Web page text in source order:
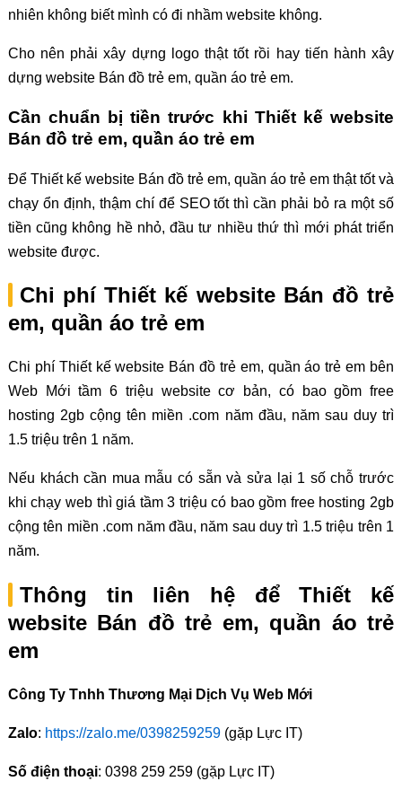
nhiên không biết mình có đi nhầm website không.
Cho nên phải xây dựng logo thật tốt rồi hay tiến hành xây
dựng website Bán đồ trẻ em, quần áo trẻ em.
Cần chuẩn bị tiền trước khi Thiết kế website
Bán đồ trẻ em, quần áo trẻ em
Để Thiết kế website Bán đồ trẻ em, quần áo trẻ em thật tốt và
chạy ổn định, thậm chí để SEO tốt thì cần phải bỏ ra một số
tiền cũng không hề nhỏ, đầu tư nhiều thứ thì mới phát triển
website được.
Chi phí Thiết kế website Bán đồ trẻ
em, quần áo trẻ em
Chi phí Thiết kế website Bán đồ trẻ em, quần áo trẻ em bên
Web Mới tầm 6 triệu website cơ bản, có bao gồm free
hosting 2gb cộng tên miền .com năm đầu, năm sau duy trì
1.5 triệu trên 1 năm.
Nếu khách cần mua mẫu có sẵn và sửa lại 1 số chỗ trước
khi chạy web thì giá tầm 3 triệu có bao gồm free hosting 2gb
cộng tên miền .com năm đầu, năm sau duy trì 1.5 triệu trên 1
năm.
Thông tin liên hệ để Thiết kế
website Bán đồ trẻ em, quần áo trẻ
em
Công Ty Tnhh Thương Mại Dịch Vụ Web Mới
Zalo: https://zalo.me/0398259259(gặp Lực IT)
Số điện thoại: 0398 259 259 (gặp Lực IT)